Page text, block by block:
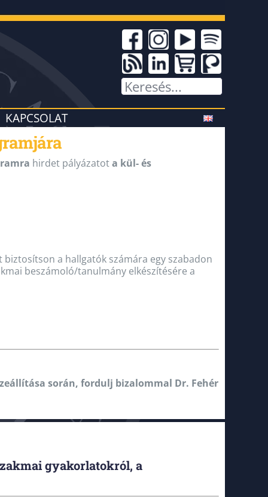
KAPCSOLAT
hirdet pályázatota kül- és
biztosítson a hallgatók számára egy szabadon
beszámoló/tanulmány elkészítésére a
során, fordulj bizalommal Dr. Fehér
gyakorlatokról, a